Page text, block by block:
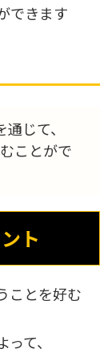
できます
じて、
ことがで
ト
ことを好む
て、